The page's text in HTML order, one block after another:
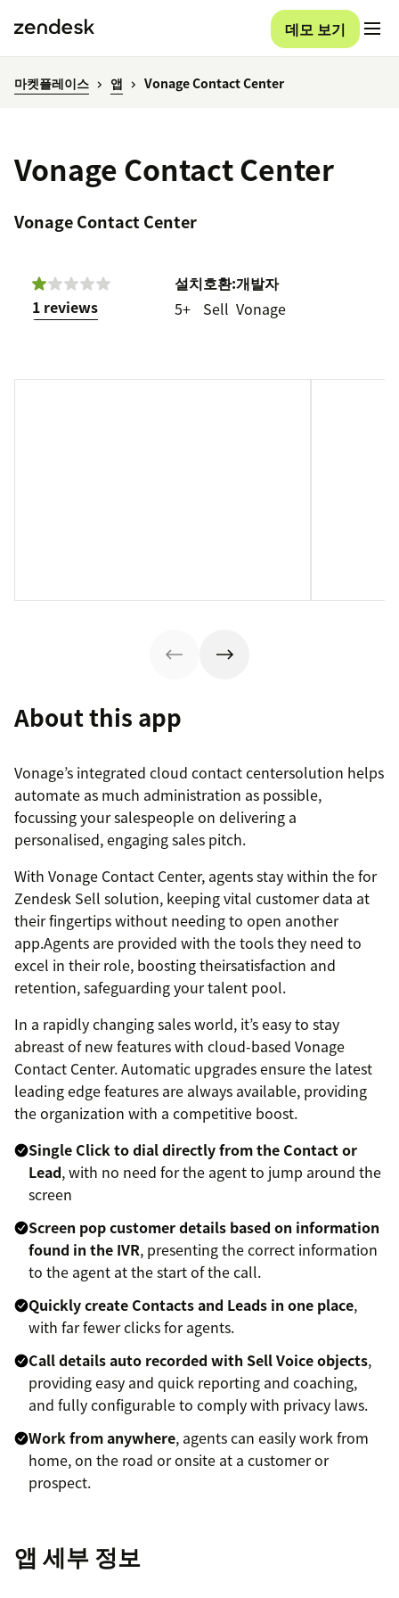
데모 보기
마켓플레이스 앱 Vonage Contact Center
Vonage Contact Center
Vonage Contact Center
1 reviews
설치
5+
호환:
Sell
개발자
Vonage
About this app
Vonage’s integrated cloud contact centersolution helps
automate as much administration as possible,
focussing your salespeople on delivering a
personalised, engaging sales pitch.
With Vonage Contact Center, agents stay within the for
Zendesk Sell solution, keeping vital customer data at
their fingertips without needing to open another
app.Agents are provided with the tools they need to
excel in their role, boosting theirsatisfaction and
retention, safeguarding your talent pool.
In a rapidly changing sales world, it’s easy to stay
abreast of new features with cloud-based Vonage
Contact Center. Automatic upgrades ensure the latest
leading edge features are always available, providing
the organization with a competitive boost.
Single Click to dial directly from the Contact or
Lead, with no need for the agent to jump around the
screen
Screen pop customer details based on information
found in the IVR, presenting the correct information
to the agent at the start of the call.
Quickly create Contacts and Leads in one place,
with far fewer clicks for agents.
Call details auto recorded with Sell Voice objects,
providing easy and quick reporting and coaching,
and fully configurable to comply with privacy laws.
Work from anywhere, agents can easily work from
home, on the road or onsite at a customer or
prospect.
앱 세부 정보